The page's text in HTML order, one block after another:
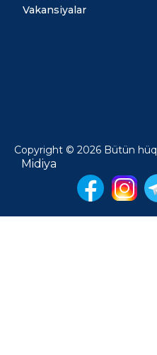
Vakansiyalar
Copyright © 2026 Bütün
Midiya